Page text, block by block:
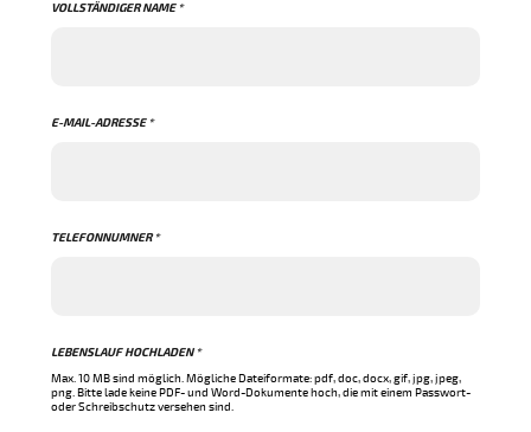
VOLLSTÄNDIGER NAME *
E-MAIL-ADRESSE *
TELEFONNUMNER *
LEBENSLAUF HOCHLADEN *
Max. 10 MB sind möglich. Mögliche Dateiformate: pdf, doc, docx, gif, jpg, jpeg,
png. Bitte lade keine PDF- und Word-Dokumente hoch, die mit einem Passwort-
oder Schreibschutz versehen sind.